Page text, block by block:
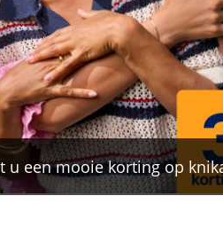
u een mooie korting op